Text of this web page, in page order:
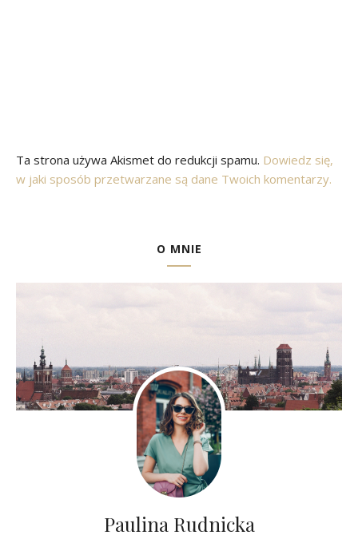
Ta strona używa Akismet do redukcji spamu. Dowiedz się,
w jaki sposób przetwarzane są dane Twoich komentarzy.
O MNIE
Paulina Rudnicka